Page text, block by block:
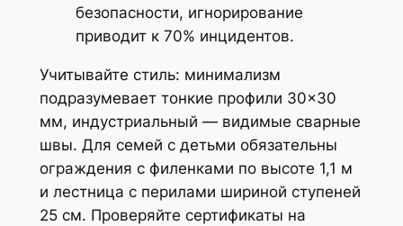
безопасности, игнорирование
приводит к 70% инцидентов.
Учитывайте стиль: минимализм
подразумевает тонкие профили 30×30
мм, индустриальный — видимые сварные
швы. Для семей с детьми обязательны
ограждения с филенками по высоте 1,1 м
и лестница с перилами шириной ступеней
25 см. Проверяйте сертификаты на